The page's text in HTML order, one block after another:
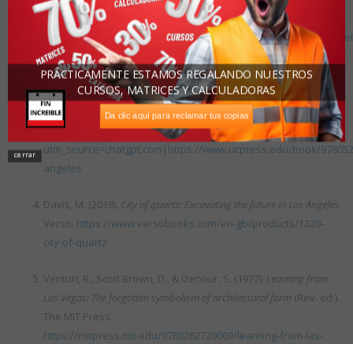
https://www.oma.com/publications/delirious-new-york?
utm_source=chatgpt.com|https://www.oma.com/publications/
new-york
Banham, R. (2009).Los Angeles: The architecture of four ecologies
University of California Press.
https://www.ucpress.edu/book/9780520260153/los-angeles?
utm_source=chatgpt.com|https://www.ucpress.edu/book/
angeles
Davis, M. (2018). City of quartz: Excavating the future in Los Angeles
Verso. https://www.versobooks.com/en-gb/products/1320-
city-of-quartz
Venturi, R., Scott Brown, D., & Izenour, S. (1977). Learning from
Las Vegas: The forgotten symbolism of architectural form (Rev. ed.).
The MIT Press.
https://mitpress.mit.edu/9780262720069/learning-from-las-
cerrar
Da clic aquí para reclamar tus copias
PRÁCTICAMENTE ESTAMOS REGALANDO NUESTROS
CURSOS, MATRICES Y CALCULADORAS